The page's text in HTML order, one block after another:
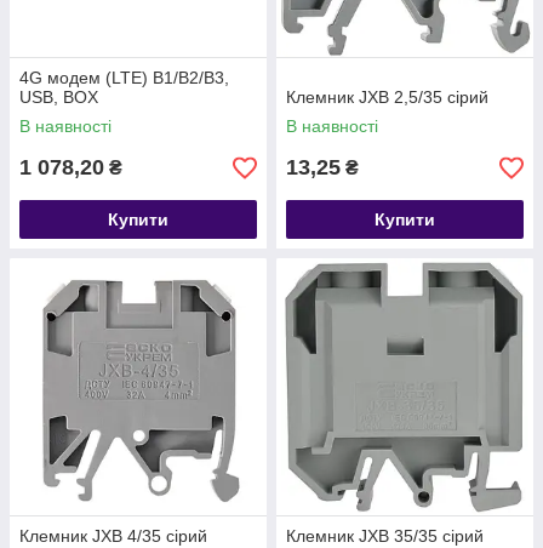
4G модем (LTE) B1/B2/B3,
USB, BOX
В наявності
1 078,20 ₴
Купити
Клемник JXB 2,5/35 сірий
В наявності
13,25 ₴
Купити
Клемник JXB 4/35 сірий
Клемник JXB 35/35 сірий